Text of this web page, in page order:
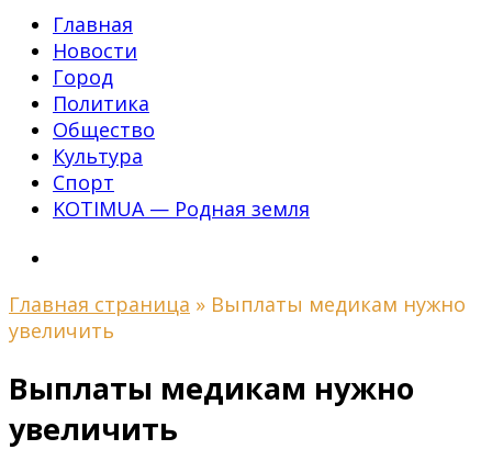
Главная
Новости
Город
Политика
Общество
Культура
Спорт
KOTIMUA — Родная земля
Главная страница » Выплаты медикам нужно
увеличить
Выплаты медикам нужно
увеличить